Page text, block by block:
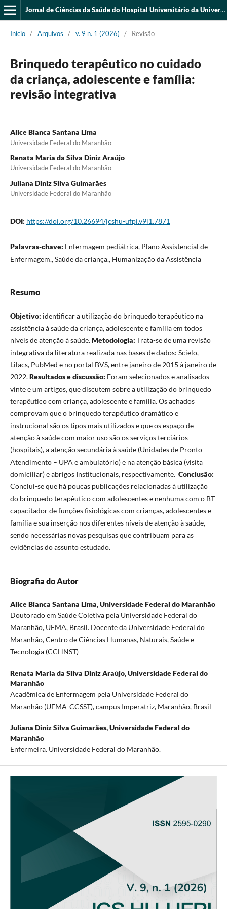
Jornal de Ciências da Saúde do Hospital Universitário da Universidade Federal do Piauí
Início / Arquivos / v. 9 n. 1 (2026) / Revisão
Brinquedo terapêutico no cuidado
da criança, adolescente e família:
revisão integrativa
Alice Bianca Santana Lima
Universidade Federal do Maranhão
Renata Maria da Silva Diniz Araújo
Universidade Federal do Maranhão
Juliana Diniz Silva Guimarães
Universidade Federal do Maranhão
DOI: https://doi.org/10.26694/jcshu-ufpi.v9i1.7871
Palavras-chave: Enfermagem pediátrica, Plano Assistencial de
Enfermagem., Saúde da criança., Humanização da Assistência
Resumo
Objetivo: identificar a utilização do brinquedo terapêutico na
assistência à saúde da criança, adolescente e família em todos
níveis de atenção à saúde.Metodologia: Trata-se de uma revisão
integrativa da literatura realizada nas bases de dados: Scielo,
Lilacs, PubMed e no portal BVS, entre janeiro de 2015 à janeiro de
2022.Resultados e discussão: Foram selecionados e analisados
vinte e um artigos, que discutem sobre a utilização do brinquedo
terapêutico com criança, adolescente e família. Os achados
comprovam que o brinquedo terapêutico dramático e
instrucional são os tipos mais utilizados e que os espaço de
atenção à saúde com maior uso são os serviços terciários
(hospitais), a atenção secundária à saúde (Unidades de Pronto
Atendimento – UPA e ambulatório) e na atenção básica (visita
domiciliar) e abrigos Institucionais, respectivamente. Conclusão:
Conclui-se que há poucas publicações relacionadas à utilização
do brinquedo terapêutico com adolescentes e nenhuma com o BT
capacitador de funções fisiológicas com crianças, adolescentes e
família e sua inserção nos diferentes níveis de atenção à saúde,
sendo necessárias novas pesquisas que contribuam para as
evidências do assunto estudado.
Biografia do Autor
Alice Bianca Santana Lima,Universidade Federal do Maranhão
Doutorado em Saúde Coletiva pela Universidade Federal do
Maranhão, UFMA, Brasil. Docente da Universidade Federal do
Maranhão, Centro de Ciências Humanas, Naturais, Saúde e
Tecnologia (CCHNST)
Renata Maria da Silva Diniz Araújo,Universidade Federal do
Maranhão
Acadêmica de Enfermagem pela Universidade Federal do
Maranhão (UFMA-CCSST), campus Imperatriz, Maranhão, Brasil
Juliana Diniz Silva Guimarães,Universidade Federal do
Maranhão
Enfermeira. Universidade Federal do Maranhão.